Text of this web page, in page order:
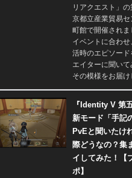
リアクエスト」
京都立産業貿易
町館で開催され
イベントに合わ
活時のエピソード
エイターに聞いて
その模様をお届け
『Identity V 第
新モード「手記
PvEと聞いた
際どうなの？集
イしてみた！【
ポ】